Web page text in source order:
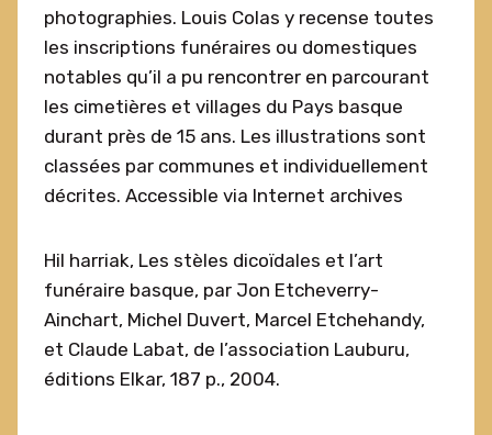
photographies. Louis Colas y recense toutes
les inscriptions funéraires ou domestiques
notables qu’il a pu rencontrer en parcourant
les cimetières et villages du Pays basque
durant près de 15 ans. Les illustrations sont
classées par communes et individuellement
décrites. Accessible via Internet archives
Hil harriak, Les stèles dicoïdales et l’art
funéraire basque, par Jon Etcheverry-
Ainchart, Michel Duvert, Marcel Etchehandy,
et Claude Labat, de l’association Lauburu,
éditions Elkar, 187 p., 2004.